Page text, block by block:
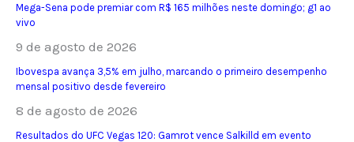
Mega-Sena pode premiar com R$ 165 milhões neste domingo; g1 ao
vivo
9 de agosto de 2026
Ibovespa avança 3,5% em julho, marcando o primeiro desempenho
mensal positivo desde fevereiro
8 de agosto de 2026
Resultados do UFC Vegas 120: Gamrot vence Salkilld em evento